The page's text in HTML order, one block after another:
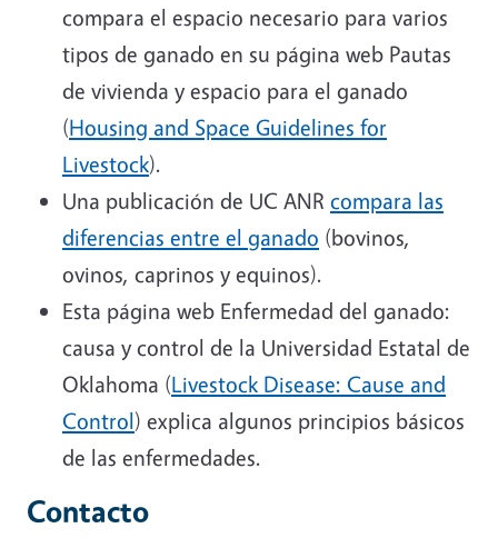
compara el espacio necesario para varios
tipos de ganado en su página web Pautas
de vivienda y espacio para el ganado
(Housing and Space Guidelines for
Livestock).
Una publicación de UC ANR compara las
diferencias entre el ganado (bovinos,
ovinos, caprinos y equinos).
Esta página web Enfermedad del ganado:
causa y control de la Universidad Estatal de
Oklahoma (Livestock Disease: Cause and
Control) explica algunos principios básicos
de las enfermedades.
Contacto